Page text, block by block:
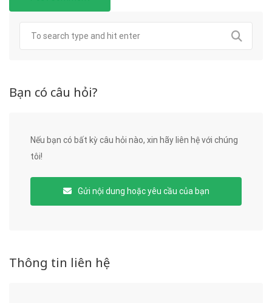
Bạn có câu hỏi?
Nếu bạn có bất kỳ câu hỏi nào, xin hãy liên hệ với chúng
tôi!
Gửi nội dung hoặc yêu cầu của bạn
Thông tin liên hệ